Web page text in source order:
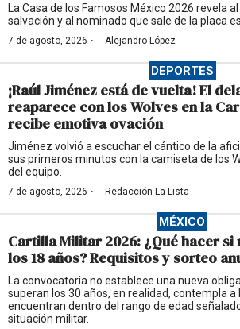
La Casa de los Famosos México 2026 revela
salvación y al nominado que sale de la placa
7 de agosto, 2026 · Alejandro López
DEPORTES
¡Raúl Jiménez está de vuelta! El
reaparece con los Wolves en la
recibe emotiva ovación
Jiménez volvió a escuchar el cántico de la
sus primeros minutos con la camiseta de los
del equipo.
7 de agosto, 2026 · Redacción La-Lista
MÉXICO
Cartilla Militar 2026: ¿Qué hacer si
los 18 años? Requisitos y sorteo
La convocatoria no establece una nueva
superan los 30 años, en realidad, contempla a
encuentran dentro del rango de edad
situación militar.